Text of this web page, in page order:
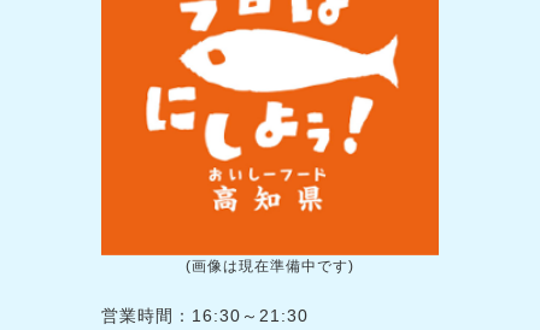
(画像は現在準備中です)
営業時間：16:30～21:30